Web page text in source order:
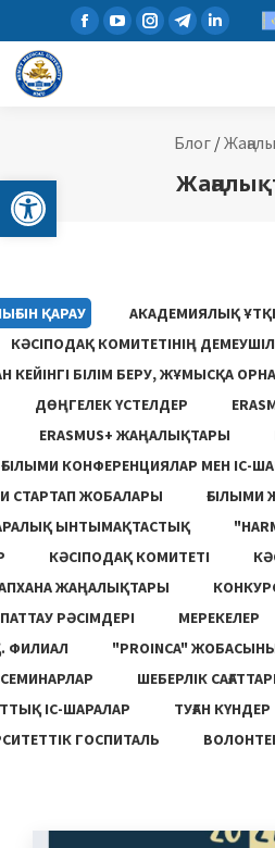
Open toolbar
Блог/
ҚАРАУ АКАДЕМИЯЛЫҚ
КӘСІПОДАҚ КОМИТЕТІНІҢ
КЕЙІНГІ БІЛІМ БЕРУ, ЖҰМЫСҚА
ДӨҢГЕЛЕК ҮСТЕЛДЕР
ERASMUS+ ЖАҢАЛЫҚТАРЫ
ҒЫЛЫМИ КОНФЕРЕНЦИЯЛАР МЕН ІС-
СТАРТАП ЖОБАЛАРЫ
ҒЫЛЫМИ
ЫНТЫМАҚТАСТЫҚ
КӘСІПОДАҚ КОМИТЕТІ
ЖАҢАЛЫҚТАРЫ
РӘСІМДЕРІ
МЕРЕКЕЛЕР
ФИЛИАЛ
"PROINCA"
СЕМИНАРЛАР
ШЕБЕРЛІК
ІС-ШАРАЛАР
ТУҒАН КҮНДЕР
ГОСПИТАЛЬ